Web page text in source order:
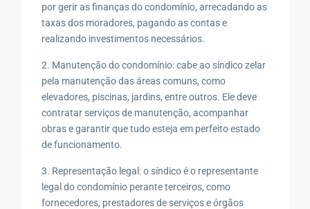
por gerir as finanças do condomínio, arrecadando as
taxas dos moradores, pagando as contas e
realizando investimentos necessários.
2. Manutenção do condomínio: cabe ao síndico zelar
pela manutenção das áreas comuns, como
elevadores, piscinas, jardins, entre outros. Ele deve
contratar serviços de manutenção, acompanhar
obras e garantir que tudo esteja em perfeito estado
de funcionamento.
3. Representação legal: o síndico é o representante
legal do condomínio perante terceiros, como
fornecedores, prestadores de serviços e órgãos